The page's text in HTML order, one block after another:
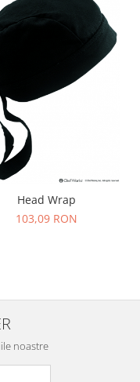
Head Wrap
103,09 RON
noastre